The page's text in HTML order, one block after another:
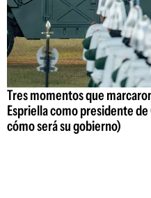
Tres momentos que
Espriella como presidente
cómo será su gobierno)